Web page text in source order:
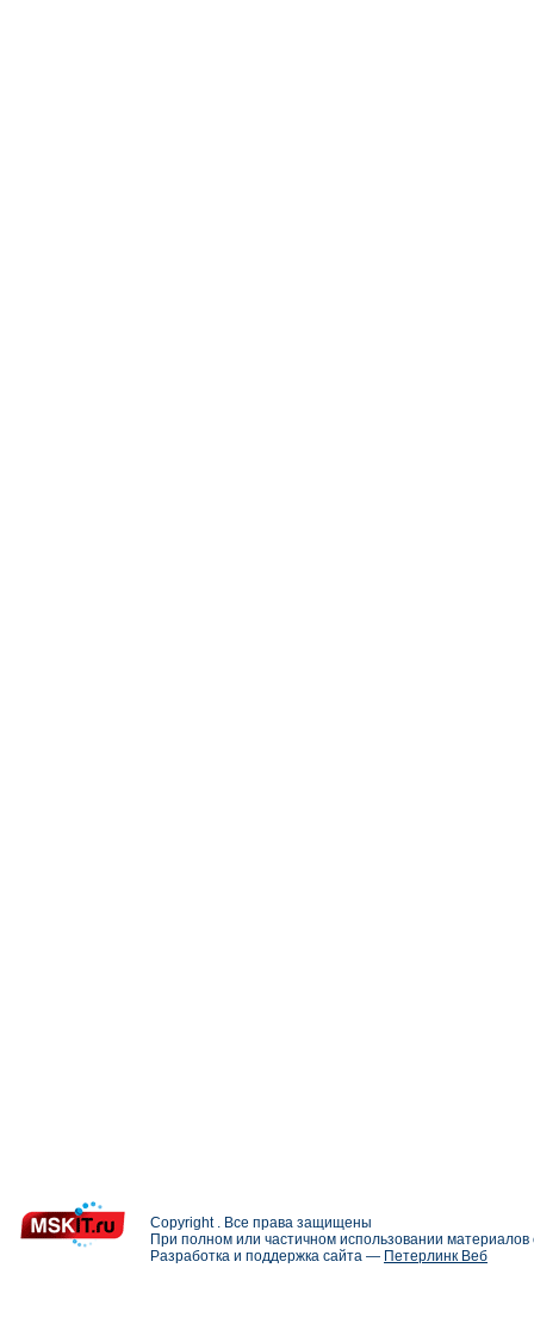
Copyright . Все права защищены
При полном или частичном использовании
Разработка и поддержка сайта — Петерлинк Веб